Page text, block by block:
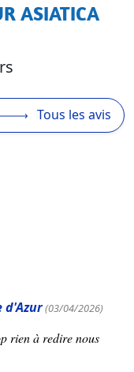
Tous les avis
d'Azur(03/04/2026)
rien à redire nous